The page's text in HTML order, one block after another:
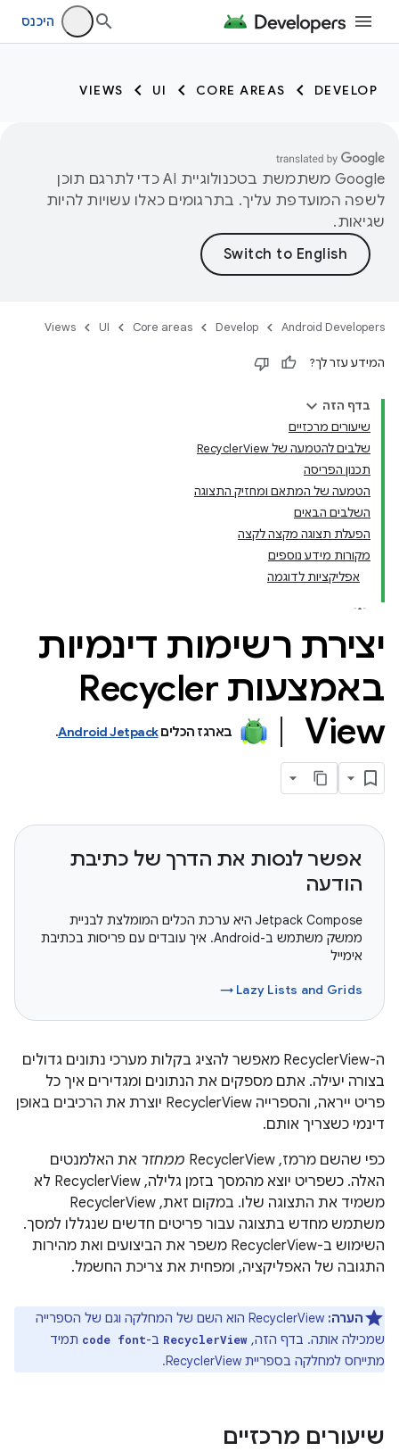
היכנס
DEVELOP
CORE AREAS
UI
VIEWS
‫Google משתמשת בטכנולוגיית AI כדי לתרגם תוכן
לשפה המועדפת עליך. בתרגומים כאלו עשויות להיות
שגיאות.
Android Developers
Develop
Core areas
UI
Views
המידע עזר לך?
בדף הזה
שיעורים מרכזיים
שלבים להטמעה של RecyclerView
תכנון הפריסה
הטמעה של המתאם ומחזיק התצוגה
השלבים הבאים
הפעלת תצוגה מקצה לקצה
מקורות מידע נוספים
אפליקציות לדוגמה
יצירת רשימות דינמיות
באמצעות Recycler
View
בארגז הכליםAndroid Jetpack
.
אפשר לנסות את הדרך של כתיבת
הודעה
‫Jetpack Compose היא ערכת הכלים המומלצת לבניית
ממשק משתמש ב-Android. איך עובדים עם פריסות בכתיבת
אימייל
Lazy Lists and Grids →
ה-RecyclerView מאפשר להציג בקלות מערכי נתונים גדולים
בצורה יעילה. אתם מספקים את הנתונים ומגדירים איך כל
פריט ייראה, והספרייה RecyclerView יוצרת את הרכיבים באופן
דינמי כשצריך אותם.
כפי שהשם מרמז, RecyclerView
ממחזר את האלמנטים
האלה. כשפריט יוצא מהמסך בזמן גלילה, RecyclerView לא
משמיד את התצוגה שלו. במקום זאת, RecyclerView
משתמש מחדש בתצוגה עבור פריטים חדשים שנגללו למסך.
השימוש ב-RecyclerView משפר את הביצועים ואת מהירות
התגובה של האפליקציה, ומפחית את צריכת החשמל.
הערה:
RecyclerView הוא השם של המחלקה וגם של הספרייה
שמכילה אותה. בדף הזה, RecyclerView ב-code font תמיד
מתייחס למחלקה בספריית RecyclerView.
שיעורים מרכזיים